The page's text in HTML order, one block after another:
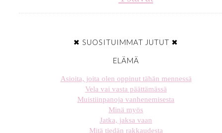
✖ SUOSITUIMMAT JUTUT ✖
ELÄMÄ
Asioita, joita olen oppinut tähän mennessä
Vela vai vasta päättämässä
Muistiinpanoja vanhenemisesta
Minä myös
Jatka, jaksa vaan
Mitä tiedän rakkaudesta